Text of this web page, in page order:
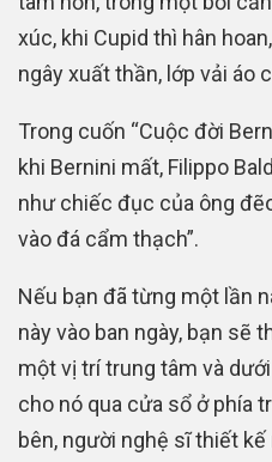
xúc, khi Cupid thì hân
ngây xuất thần, lớp vải áo
Trong cuốn “Cuộc đời
khi Bernini mất, Filippo
như chiếc đục của ông
vào đá cẩm thạch”.
Nếu bạn đã từng một lần
này vào ban ngày, bạn sẽ
một vị trí trung tâm và
cho nó qua cửa sổ ở phía
bên, người nghệ sĩ thiết